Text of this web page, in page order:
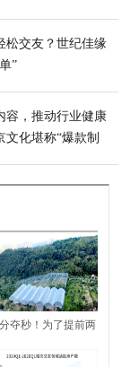
松交友？世纪佳缘
”
容，推动行业健康
文化堪称“爆款制
夺秒！为了提前两
时，顺丰用无人机运